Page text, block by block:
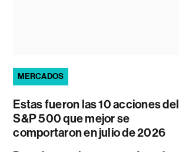
MERCADOS
Estas fueron las 10 acciones del
S&P 500 que mejor se
comportaron en julio de 2026